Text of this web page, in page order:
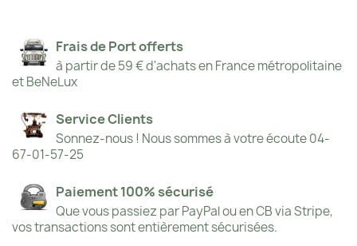
Frais de Port offerts
à partir de 59 € d'achats en France métropolitaine
et BeNeLux
Service Clients
Sonnez-nous ! Nous sommes à votre écoute 04-
67-01-57-25
Paiement 100% sécurisé
Que vous passiez par PayPal ou en CB via Stripe,
vos transactions sont entièrement sécurisées.